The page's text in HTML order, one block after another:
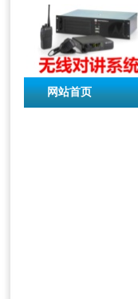
网站首页